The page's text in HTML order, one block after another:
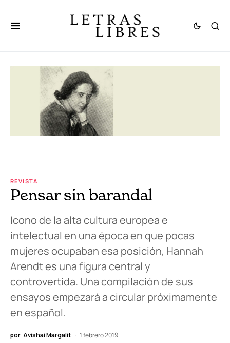
REVISTA
Pensar sin barandal
Icono de la alta cultura europea e
intelectual en una época en que pocas
mujeres ocupaban esa posición, Hannah
Arendt es una figura central y
controvertida. Una compilación de sus
ensayos empezará a circular próximamente
en español.
por Avishai Margalit 1 febrero 2019